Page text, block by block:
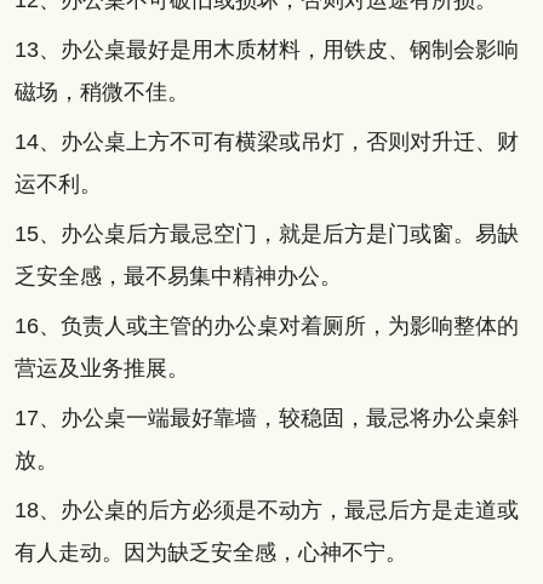
13、办公桌最好是用木质材料，用铁皮、钢制会影响
磁场，稍微不佳。
14、办公桌上方不可有横梁或吊灯，否则对升迁、财
运不利。
15、办公桌后方最忌空门，就是后方是门或窗。易缺
乏安全感，最不易集中精神办公。
16、负责人或主管的办公桌对着厕所，为影响整体的
营运及业务推展。
17、办公桌一端最好靠墙，较稳固，最忌将办公桌斜
放。
18、办公桌的后方必须是不动方，最忌后方是走道或
有人走动。因为缺乏安全感，心神不宁。